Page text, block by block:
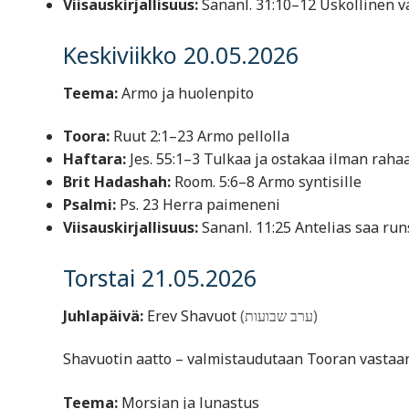
Viisauskirjallisuus:Sananl. 31:10–12 Uskollinen
Keskiviikko 20.05.2026
Teema:Armo ja huolenpito
Toora:Ruut 2:1–23 Armo pellolla
Haftara:Jes. 55:1–3 Tulkaa ja ostakaa ilman
Brit Hadashah:Room. 5:6–8 Armo syntisille
Psalmi:Ps. 23 Herra paimeneni
Viisauskirjallisuus:Sananl. 11:25 Antelias saa
Torstai 21.05.2026
Juhlapäivä:Erev Shavuot (ערב שבועות)
Shavuotin aatto – valmistaudutaan Tooran
Teema:Morsian ja lunastus